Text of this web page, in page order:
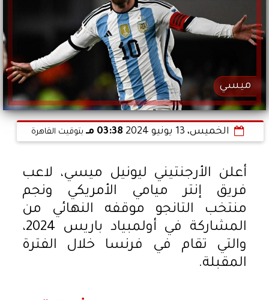
ميسي
الخميس، 13 يونيو 2024 03:38 مـ بتوقيت القاهرة
أعلن الأرجنتيني ليونيل ميسي، لاعب
فريق إنتر ميامي الأمريكي ونجم
منتخب التانجو موقفه النهائي من
المشاركة في أولمبياد باريس 2024،
والتي تقام في فرنسا خلال الفترة
المقبلة.